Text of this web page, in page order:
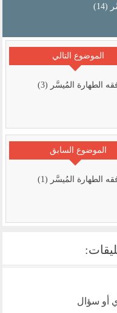
الموضوع التالي
الطهارة المُيسَّر (3)
الموضوع السابق
الطهارة المُيسَّر (1)
أو سؤال